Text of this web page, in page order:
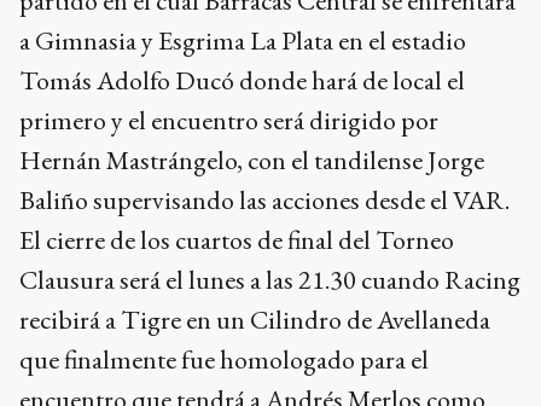
a Gimnasia y Esgrima La Plata en el estadio
Tomás Adolfo Ducó donde hará de local el
primero y el encuentro será dirigido por
Hernán Mastrángelo, con el tandilense Jorge
Baliño supervisando las acciones desde el VAR.
El cierre de los cuartos de final del Torneo
Clausura será el lunes a las 21.30 cuando Racing
recibirá a Tigre en un Cilindro de Avellaneda
que finalmente fue homologado para el
encuentro que tendrá a Andrés Merlos como